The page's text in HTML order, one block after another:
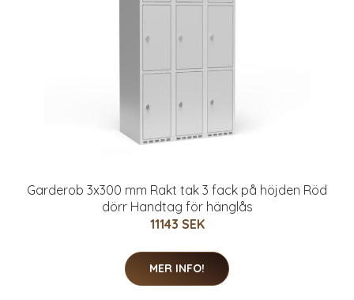
Garderob 3x300 mm Rakt tak 3 fack på höjden Röd
dörr Handtag för hänglås
11143 SEK
MER INFO!